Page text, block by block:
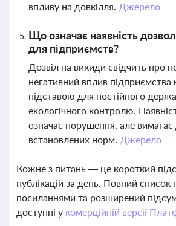
впливу на довкілля. Джерело
Що означає наявність
для підприємств?
Дозвіл на викиди свідчить про
негативний вплив підприємства
підставою для постійного
екологічного контролю.
означає порушення, але
встановлених норм. Джерело
Кожне з питань — це короткий
публікацій за день. Повний
посиланнями та розширений
доступні у комерційній версії